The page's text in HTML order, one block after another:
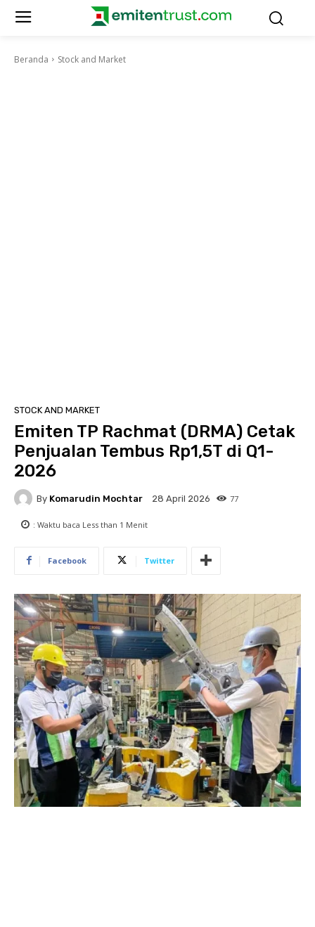
Beranda Stock and Market
STOCK AND MARKET
Emiten TP Rachmat (DRMA) Cetak
Penjualan Tembus Rp1,5T di Q1-
2026
By Komarudin Mochtar 28 April 2026 77
: Waktu baca Less than 1 Menit
Facebook Twitter